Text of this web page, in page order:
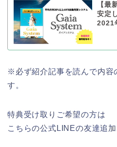
【最
安定
2021
※必ず紹介記事を読んで内容
す。
特典受け取りご希望の方は
こちらの公式LINEの友達追